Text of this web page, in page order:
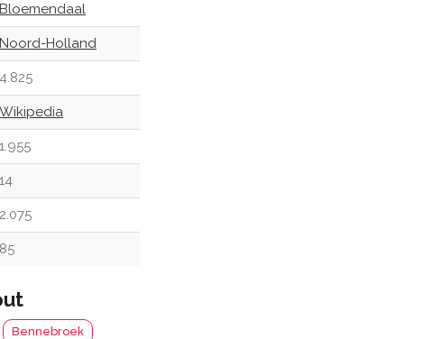
Bloemendaal
Noord-Holland
4.825
Wikipedia
1.955
14
2.075
85
Bennebroek